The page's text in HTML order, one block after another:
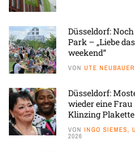
Düsseldorf:
Park – „Liebe
weekend“
VON UTE NEUBAUER
Düsseldorf:
wieder eine
Klinzing Plakette
VON INGO SIEMES,
2026